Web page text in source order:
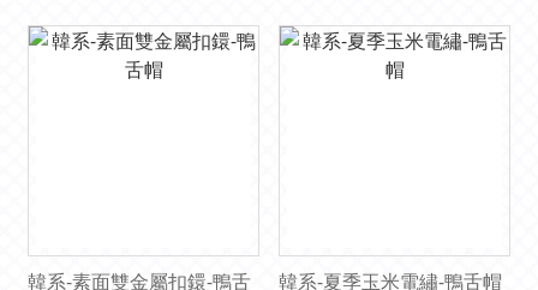
韓系-素面雙金屬扣鐶-鴨舌
韓系-夏季玉米電繡-鴨舌帽